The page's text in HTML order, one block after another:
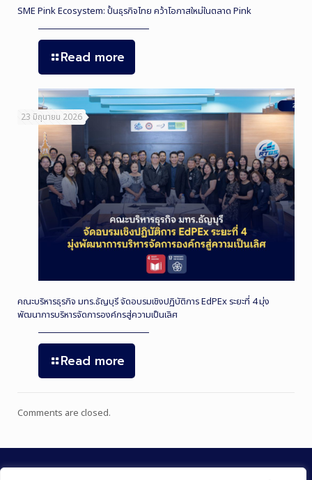
SME Pink Ecosystem: ปั้นธุรกิจไทย คว้าโอกาสใหม่ในตลาด Pink
Read more
23 มิถุนายน 2026
คณะบริหารธุรกิจ มทร.ธัญบุรี จัดอบรมเชิงปฏิบัติการ EdPEx ระยะที่ 4 มุ่ง
พัฒนาการบริหารจัดการองค์กรสู่ความเป็นเลิศ
Read more
Comments are closed.